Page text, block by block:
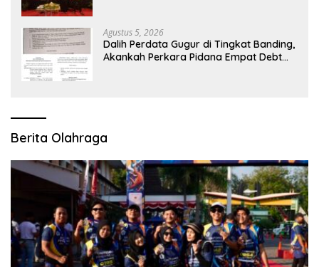
Agustus 5, 2026
Dalih Perdata Gugur di Tingkat Banding,
Akankah Perkara Pidana Empat Debt
Berita Olahraga